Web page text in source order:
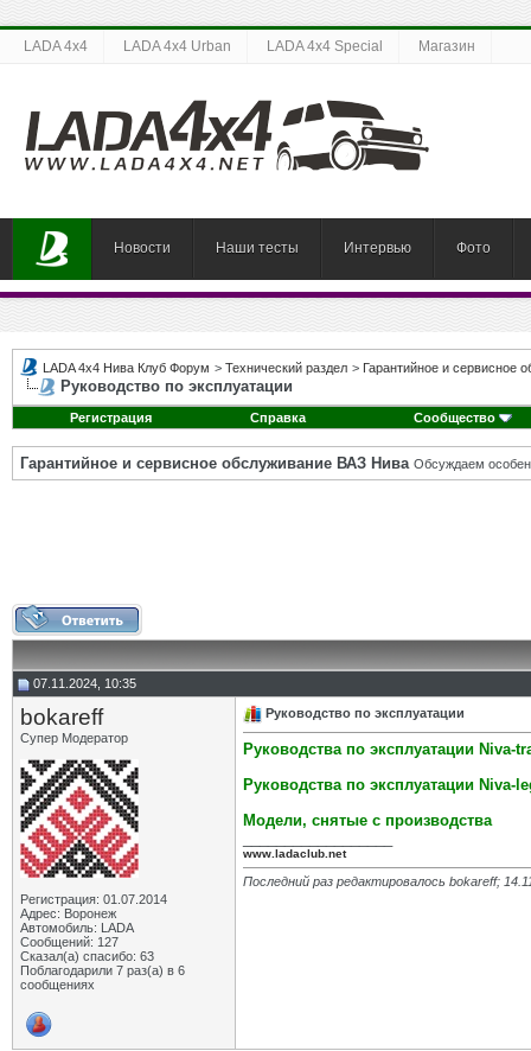
LADA 4x4 LADA 4x4 Urban LADA 4x4 Special Магазин
Новости Наши тесты Интервью Фото
LADA 4x4 Нива Клуб Форум > Технический раздел > Гарантийное и сервисное
Руководство по эксплуатации
Регистрация Справка Сообщество
Гарантийное и сервисное обслуживание ВАЗ Нива Обсуждаем
07.11.2024, 10:35
bokareff
Супер Модератор
Регистрация: 01.07.2014
Адрес: Воронеж
Автомобиль: LADA
Сообщений: 127
Сказал(а) спасибо: 63
Поблагодарили 7 раз(а) в 6
сообщениях
Руководство по эксплуатации
Руководства по эксплуатации Niva-
Руководства по эксплуатации Niva-
Модели, снятые с производства
www.ladaclub.net
Последний раз редактировалось bokareff;